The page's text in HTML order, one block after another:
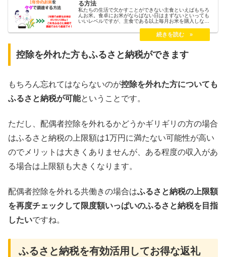
る方法
私たちの生活で欠かすことができない主食といえばもちろ
んお米。食卓にお米がならばない日はまずないといっても
いいレベルですが、主食である以上毎月お米を購入しなけ
がお米は購入するものだと思いますので、お米購入にかか
る毎月の負担もそこそこに大きいですよね。できる限りお
想をかなえる方法が実際に存在するので惜しみなくし紹介
していこうと思います。
控除を外れた方もふるさと納税ができます
もちろん忘れてはならないのが控除を外れた方についても
ふるさと納税が可能ということです。
ただし、配偶者控除を外れるかどうかギリギリの方の場合
はふるさと納税の上限額は1万円に満たない可能性が高い
のでメリットは大きくありませんが、ある程度の収入があ
る場合は上限額も大きくなります。
配偶者控除を外れる共働きの場合はふるさと納税の上限額
を再度チェックして限度額いっぱいのふるさと納税を目指
したいですね。
ふるさと納税を有効活用してお得な返礼